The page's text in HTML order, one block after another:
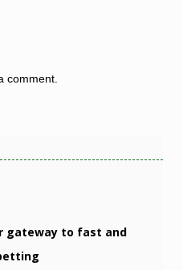
comment.
gateway to fast and